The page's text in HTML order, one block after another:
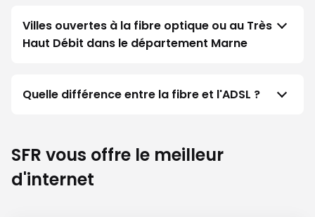
Villes ouvertes à la fibre optique ou au Très
Haut Débit dans le département Marne
Quelle différence entre la fibre et l'ADSL ?
SFR vous offre le meilleur
d'internet